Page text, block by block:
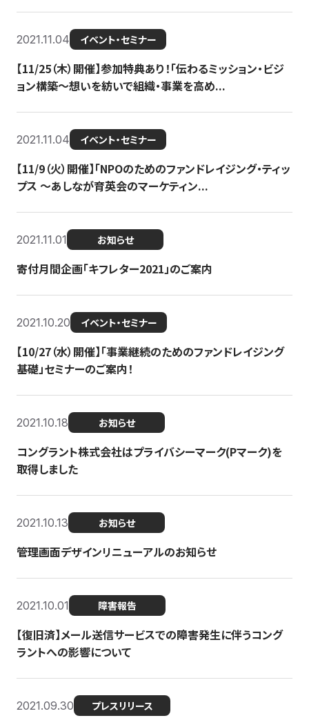
2021.11.04 イベント・セミナー
【11/25（木）開催】参加特典あり！「伝わるミッション・ビジ
ョン構築〜想いを紡いで組織・事業を高め...
2021.11.04 イベント・セミナー
【11/9（火）開催】「NPOのためのファンドレイジング・ティッ
プス 〜あしなが育英会のマーケティン...
2021.11.01 お知らせ
寄付月間企画「キフレター2021」のご案内
2021.10.20 イベント・セミナー
【10/27（水）開催】「事業継続のためのファンドレイジング
基礎」セミナーのご案内！
2021.10.18 お知らせ
コングラント株式会社はプライバシーマーク(Pマーク)を
取得しました
2021.10.13 お知らせ
管理画面デザインリニューアルのお知らせ
2021.10.01 障害報告
【復旧済】メール送信サービスでの障害発生に伴うコング
ラントへの影響について
2021.09.30 プレスリリース